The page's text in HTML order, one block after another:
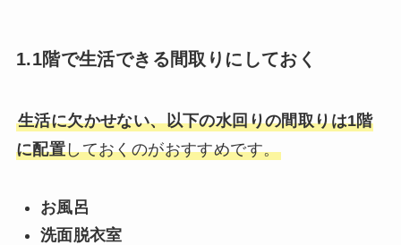
1.1階で生活できる間取りにしておく
生活に欠かせない、以下の水回りの間取りは1階
に配置しておくのがおすすめです。
お風呂
洗面脱衣室